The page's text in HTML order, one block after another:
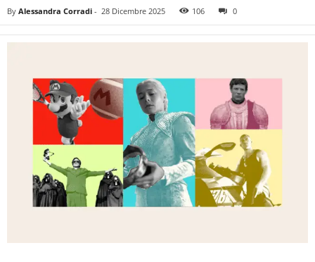
By Alessandra Corradi - 28 Dicembre 2025 106 0